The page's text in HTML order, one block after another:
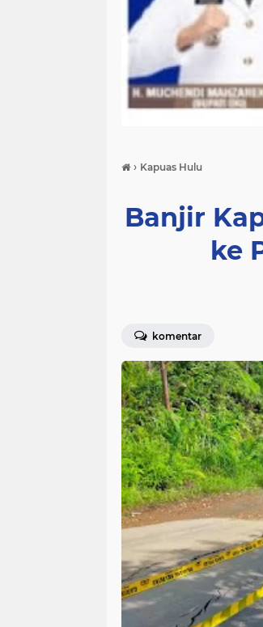
› Kapuas Hulu
Banjir
ke
komentar